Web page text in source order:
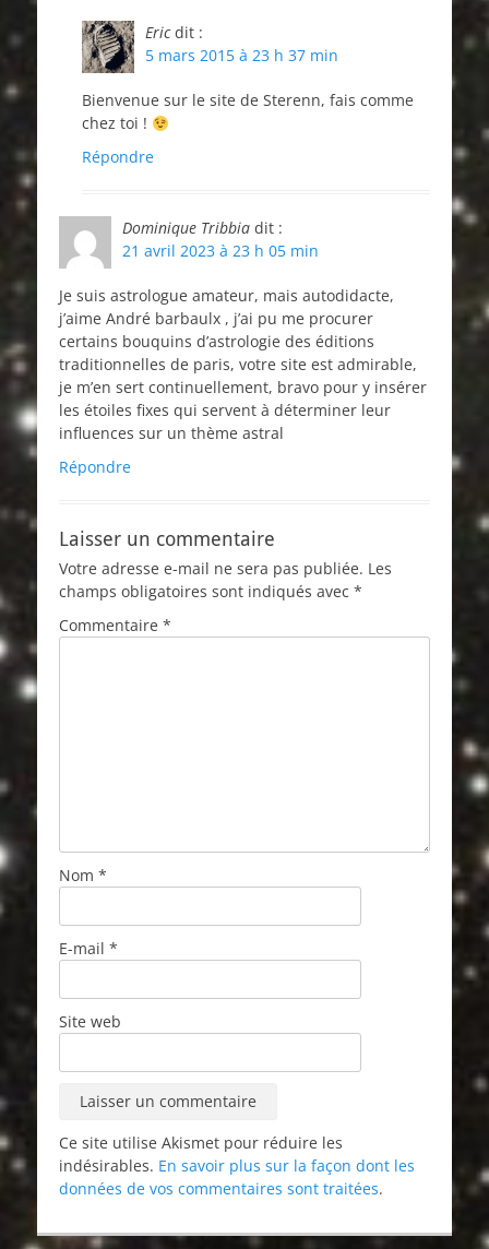
Eric dit :
5 mars 2015 à 23 h 37 min
Bienvenue sur le site de Sterenn, fais comme
chez toi !
Répondre
Dominique Tribbia dit :
21 avril 2023 à 23 h 05 min
Je suis astrologue amateur, mais autodidacte,
j’aime André barbaulx , j’ai pu me procurer
certains bouquins d’astrologie des éditions
traditionnelles de paris, votre site est admirable,
je m’en sert continuellement, bravo pour y insérer
les étoiles fixes qui servent à déterminer leur
influences sur un thème astral
Répondre
Laisser un commentaire
Votre adresse e-mail ne sera pas publiée. Les
champs obligatoires sont indiqués avec *
Commentaire *
Nom *
E-mail *
Site web
Ce site utilise Akismet pour réduire les
indésirables. En savoir plus sur la façon dont les
données de vos commentaires sont traitées.